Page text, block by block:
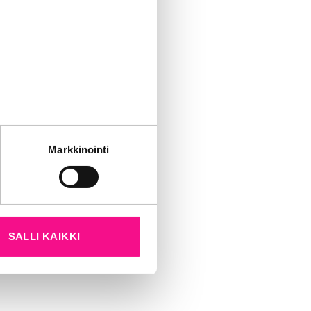
sivustoamme.
Markkinointi
SALLI KAIKKI
online
we
of